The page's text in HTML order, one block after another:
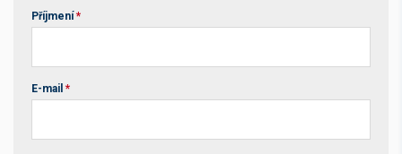
Příjmení *
E-mail *